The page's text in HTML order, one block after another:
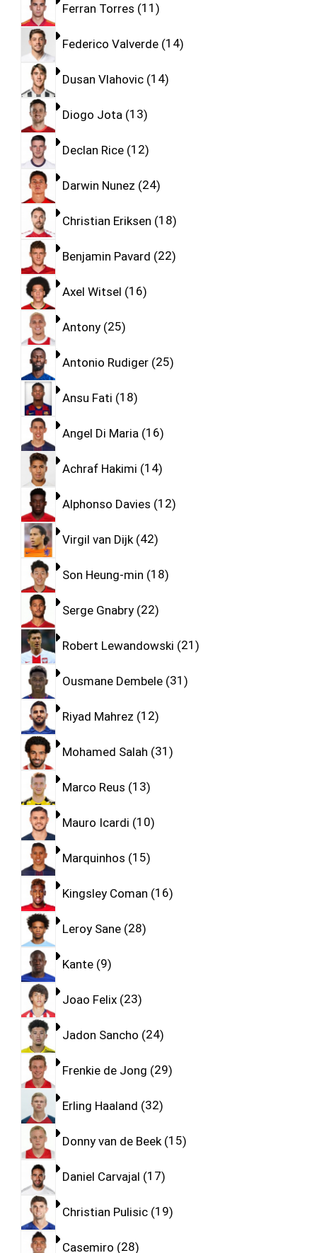
Ferran Torres 11
Federico Valverde 14
Dusan Vlahovic 14
Diogo Jota 13
Declan Rice 12
Darwin Nunez 24
Christian Eriksen 18
Benjamin Pavard 22
Axel Witsel 16
Antony 25
Antonio Rudiger 25
Ansu Fati 18
Angel Di Maria 16
Achraf Hakimi 14
Alphonso Davies 12
Virgil van Dijk 42
Son Heung-min 18
Serge Gnabry 22
Robert Lewandowski 21
Ousmane Dembele 31
Riyad Mahrez 12
Mohamed Salah 31
Marco Reus 13
Mauro Icardi 10
Marquinhos 15
Kingsley Coman 16
Leroy Sane 28
Kante 9
Joao Felix 23
Jadon Sancho 24
Frenkie de Jong 29
Erling Haaland 32
Donny van de Beek 15
Daniel Carvajal 17
Christian Pulisic 19
Casemiro 28